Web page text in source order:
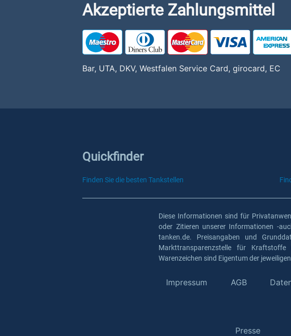
Akzeptierte Zahlungsmittel
Bar, UTA, DKV, Westfalen Service Card, girocard, EC
Quickfinder
Finden Sie die besten Tankstellen
Diese Informationen sind für
oder Zitieren unserer Informationen -
tanken.de. Preisangaben und
Markttransparenzstelle für Kraftstoffe
Warenzeichen sind Eigentum der
Impressum AGB
Presse